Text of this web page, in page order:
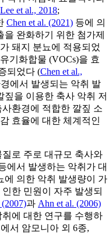
Lee et al., 2018;
Chen et al. (2021) 등에 의
완화하기 위한 첨가제
돼지 분뇨에 적용되었
기화합물 (VOCs)을 효
되었다 (Chen et al.,
에서 발생되는 악취 발
을 이용한 축사 악취 저
환경에 적합한 깔짚 소
효율에 대한 체계적인
로 주로 대규모 축사와
에서 발생하는 악취가 대
에 의한 악취 발생량이 가
한 민원이 자주 발생되
과 Ahn et al. (2006)
에 대한 연구를 수행하
서 암모니아 외 6종,